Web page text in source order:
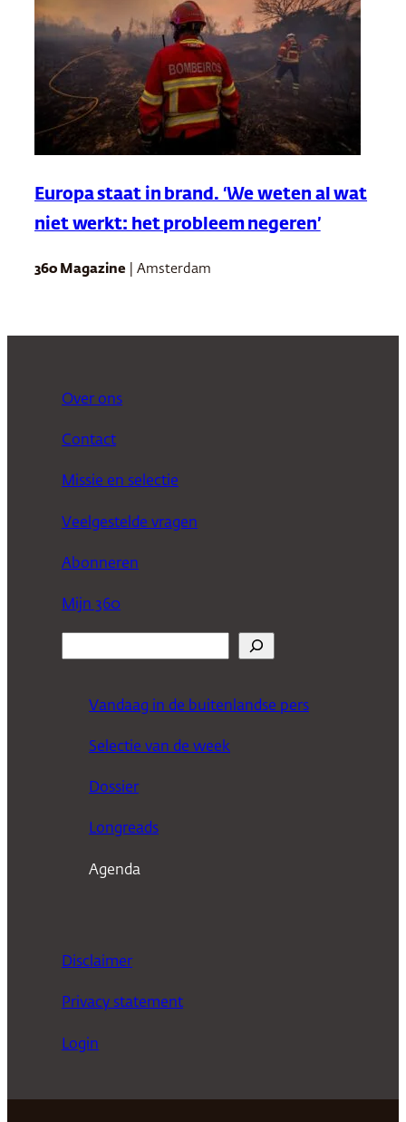
Europa staat in brand. ‘We weten al wat
niet werkt: het probleem negeren’
360 Magazine | Amsterdam
Over ons
Contact
Missie en selectie
Veelgestelde vragen
Abonneren
Mijn 360
Vandaag in de buitenlandse pers
Selectie van de week
Dossier
Longreads
Agenda
Disclaimer
Privacy statement
Login